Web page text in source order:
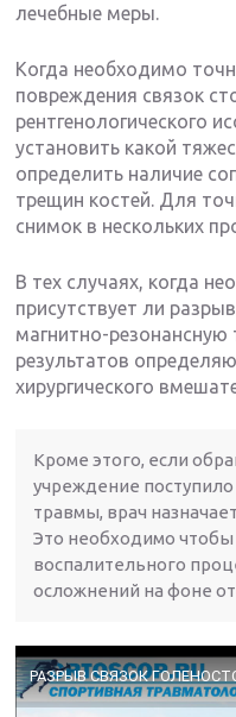
лечебные меры.
Когда необходимо
повреждения связок
рентгенологического
установить какой
определить наличие
трещин костей. Для
снимок в нескольких
В тех случаях, когда
присутствует ли
магнитно-
результатов
хирургического
Кроме этого, если
учреждение поступило
травмы, врач
Это необходимо чтобы
воспалительного
осложнений на фоне
РАЗРЫВ СВЯЗОК